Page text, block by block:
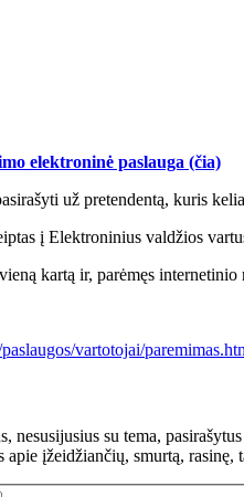
elektroninė paslauga (čia)
už pretendentą, kuris
į Elektroninius valdžios
kartą ir, parėmęs
vartotojai/
nesusijusius su tema,
apie įžeidžiančių, smurtą,